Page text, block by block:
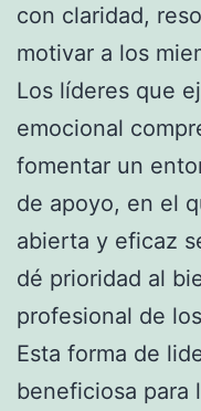
con claridad,
motivar a los
Los líderes que
emocional
fomentar un
de apoyo, en el
abierta y eficaz
dé prioridad al
profesional de
Esta forma de
beneficiosa para